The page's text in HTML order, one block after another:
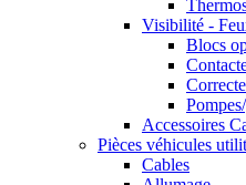
Visibilité -
Blocs
Accessoires
Pièces véhicules
Cables